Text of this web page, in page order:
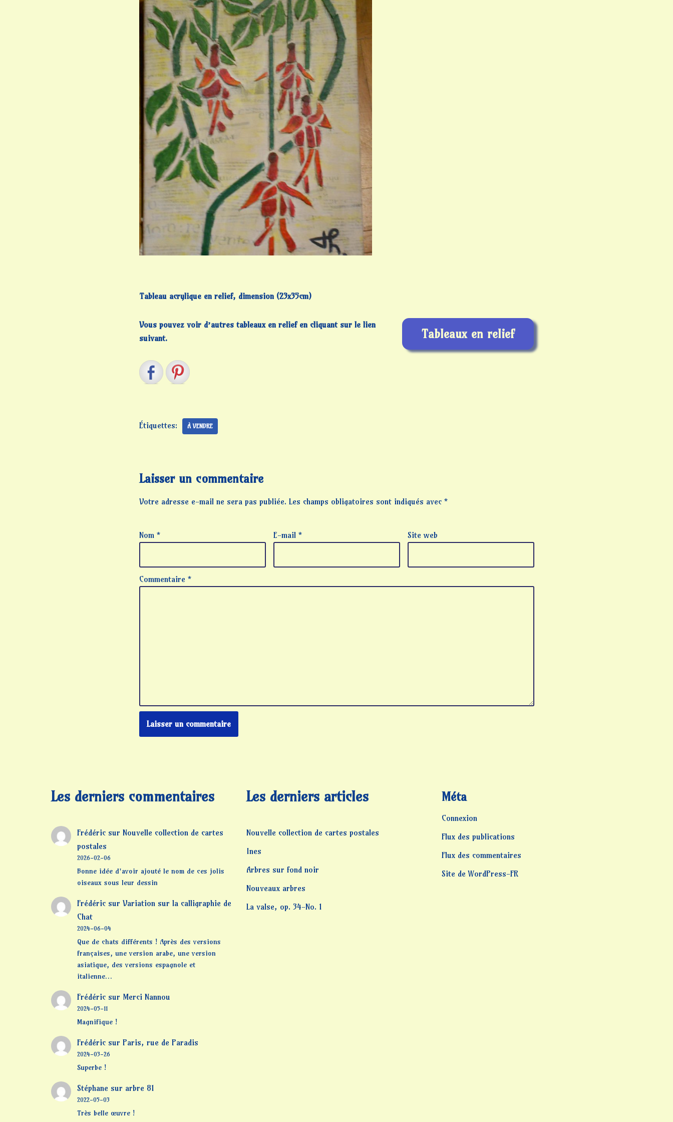
Tableau acrylique en relief, dimension (23x35cm)
Vous pouvez voir d’autres tableaux en relief en cliquant sur le lien
suivant.
Tableaux en relief
Étiquettes: À VENDRE
Laisser un commentaire
Votre adresse e-mail ne sera pas publiée. Les champs obligatoires sont indiqués avec *
Nom * E-mail * Site web
Commentaire *
Les derniers commentaires
Frédéric sur Nouvelle collection de cartes
postales
2026-02-06
Bonne idée d'avoir ajouté le nom de ces jolis
oiseaux sous leur dessin
Frédéric sur Variation sur la calligraphie de
Chat
2024-06-04
Que de chats différents ! Après des versions
françaises, une version arabe, une version
asiatique, des versions espagnole et
italienne…
Frédéric sur Merci Nannou
2024-05-11
Magnifique !
Frédéric sur Paris, rue de Paradis
2024-03-26
Superbe !
Stéphane sur arbre 81
2022-05-03
Très belle œuvre !
Les derniers articles
Nouvelle collection de cartes postales
Ines
Arbres sur fond noir
Nouveaux arbres
La valse, op. 34-No. 1
Méta
Connexion
Flux des publications
Flux des commentaires
Site de WordPress-FR